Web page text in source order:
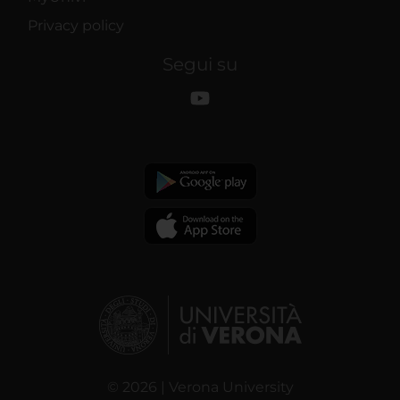
Privacy policy
Segui su
© 2026 | Verona University